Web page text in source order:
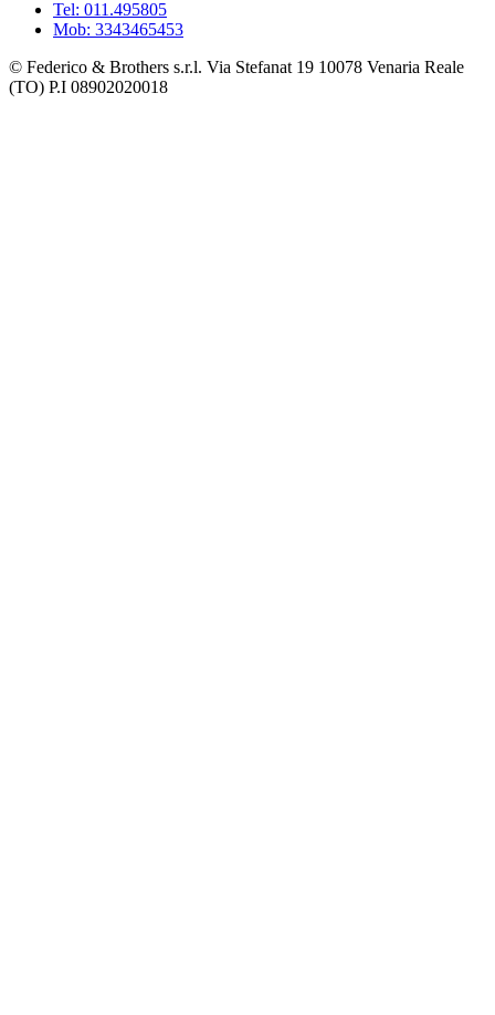
Tel: 011.495805
Mob: 3343465453
© Federico & Brothers s.r.l. Via Stefanat 19 10078 Venaria Reale
(TO) P.I 08902020018